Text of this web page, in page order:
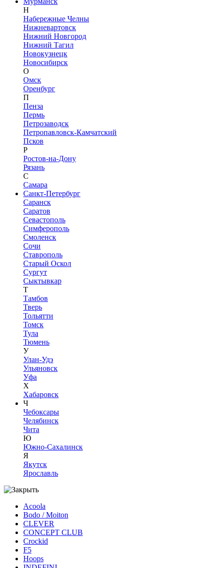
Н
Набережные Челны
Нижневартовск
Нижний Новгород
Нижний Тагил
Новокузнецк
Новосибирск
О
Омск
Оренбург
П
Пенза
Пермь
Петрозаводск
Петропавловск-Камчатский
Псков
Р
Ростов-на-Дону
Рязань
С
Самара
Санкт-Петербург
Саранск
Саратов
Севастополь
Симферополь
Смоленск
Сочи
Ставрополь
Старый Оскол
Сургут
Сыктывкар
Т
Тамбов
Тверь
Тольятти
Томск
Тула
Тюмень
У
Улан-Удэ
Ульяновск
Уфа
Х
Хабаровск
Ч
Чебоксары
Челябинск
Чита
Ю
Южно-Сахалинск
Я
Якутск
Ярославль
Acoola
Bodo / Moiton
CLEVER
CONCEPT CLUB
Crockid
F5
Hoops